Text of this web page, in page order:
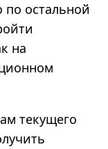
по остальной
на
текущего